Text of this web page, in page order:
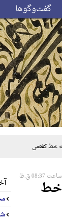
گفت‌وگوها
خط کفعمی
خط